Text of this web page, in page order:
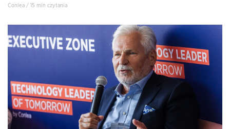
Conlea / 15 min czytania